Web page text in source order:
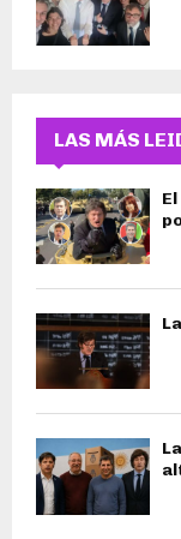
LAS MÁS